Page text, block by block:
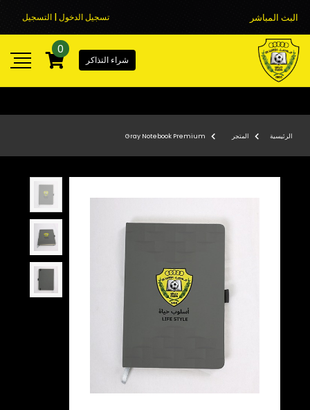
البث المباشر تسجيل الدخول | التسجيل
شراء التذاكر
0
الرئيسية المتجر Gray Notebook Premium